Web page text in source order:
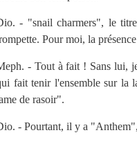
- "snail charmers", le
Pour moi, la
- Tout à fait ! Sans lui,
fait tenir l'ensemble sur la
de rasoir".
- Pourtant, il y a